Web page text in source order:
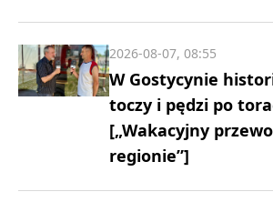
W Gostycynie
toczy i pędzi po
[„Wakacyjny
regionie”]
2026-08-07, 08:55